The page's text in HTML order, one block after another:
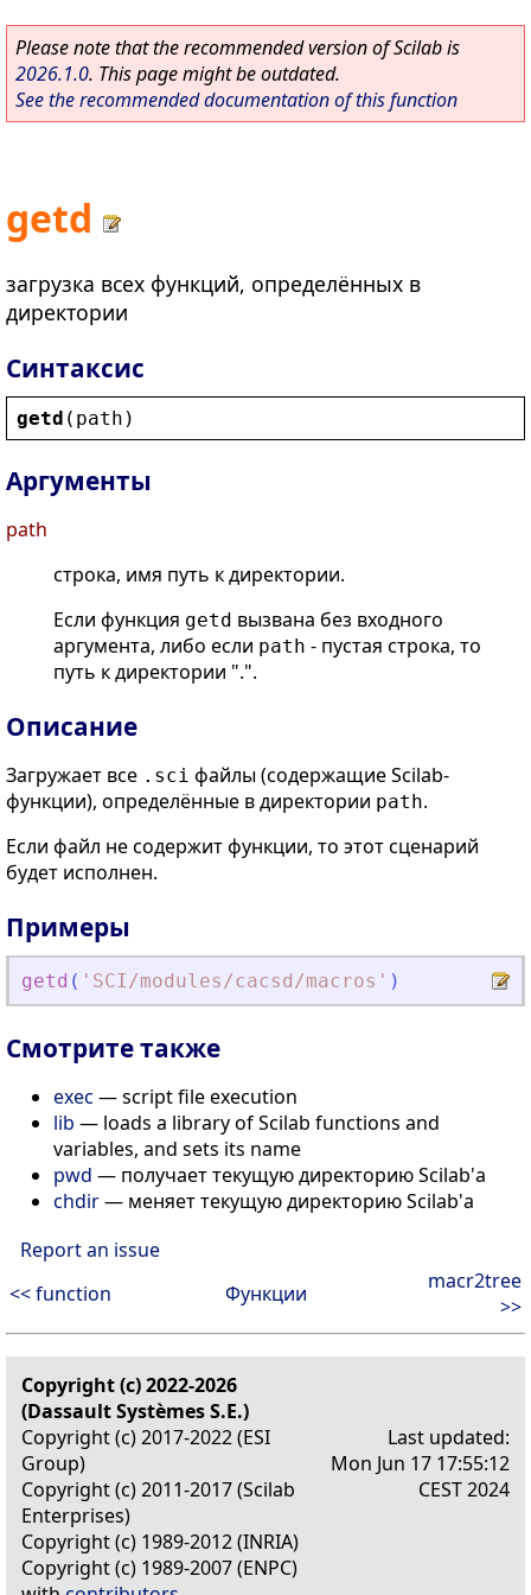
Please note that the recommended version of Scilab is
2026.1.0. This page might be outdated.
See the recommended documentation of this function
getd
загрузка всех функций, определённых в
директории
Синтаксис
getd ( path )
Аргументы
path
строка, имя путь к директории.
Если функция getd вызвана без входного
аргумента, либо если path - пустая строка, то
путь к директории ".".
Описание
Загружает все .sci файлы (содержащие Scilab-
функции), определённые в директории path.
Если файл не содержит функции, то этот сценарий
будет исполнен.
Примеры
getd ( ' SCI/modules/cacsd/macros ' )
Смотрите также
exec — script file execution
lib — loads a library of Scilab functions and
variables, and sets its name
pwd — получает текущую директорию Scilab'а
chdir— меняет текущую директорию Scilab'а
Report an issue
<< function
Функции
macr2tree
>>
Copyright (c) 2022-2026
(Dassault Systèmes S.E.)
Copyright (c) 2017-2022 (ESI
Group)
Copyright (c) 2011-2017 (Scilab
Enterprises)
Copyright (c) 1989-2012 (INRIA)
Copyright (c) 1989-2007 (ENPC)
Last updated:
Mon Jun 17 17:55:12
CEST 2024